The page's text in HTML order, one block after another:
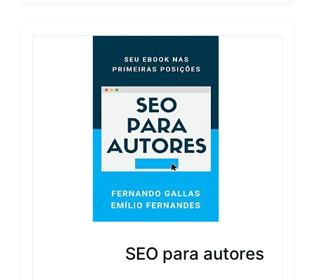
SEO para autores